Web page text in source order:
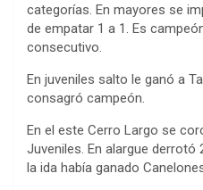
categorías. En mayores se
de empatar 1 a 1. Es
consecutivo.
En juveniles salto le ganó a
consagró campeón.
En el este Cerro Largo se
Juveniles. En alargue derrotó
la ida había ganado